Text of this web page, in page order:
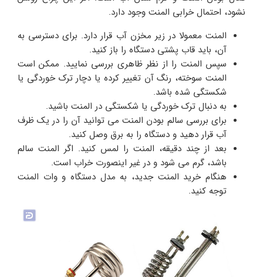
نشود، احتمال خرابی المنت وجود دارد.
المنت معمولا در زیر مخزن آب قرار دارد. برای دسترسی به
آن، باید قاب پشتی دستگاه را باز کنید.
سپس المنت را از نظر ظاهری بررسی نمایید. ممکن است
المنت سوخته، رنگ آن تغییر کرده یا دچار ترک خوردگی یا
شکستگی شده باشد.
به دنبال ترک خوردگی یا شکستگی در المنت باشید.
برای بررسی سالم بودن المنت می توانید آن را در یک ظرف
آب قرار دهید و دستگاه را به برق وصل کنید.
بعد از چند دقیقه، المنت را لمس کنید. اگر المنت سالم
باشد، گرم می شود و در غیر اینصورت خراب است.
هنگام خرید المنت جدید، به مدل دستگاه و وات المنت
توجه کنید.